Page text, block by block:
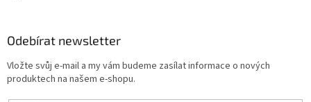
Odebírat newsletter
Vložte svůj e-mail a my vám budeme zasílat informace o nových
produktech na našem e-shopu.